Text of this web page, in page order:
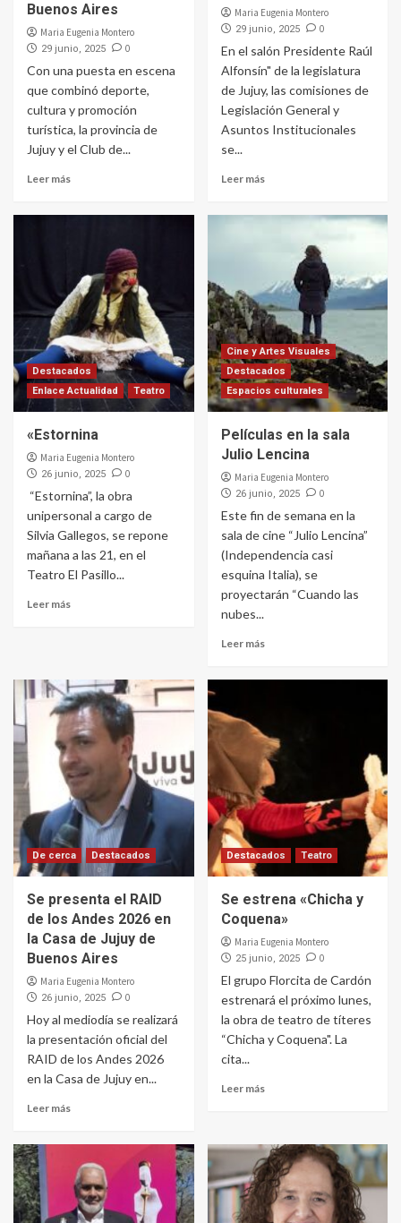
Buenos Aires
Maria Eugenia Montero
29 junio, 2025 0
Con una puesta en escena
que combinó deporte,
cultura y promoción
turística, la provincia de
Jujuy y el Club de...
Leer más
Maria Eugenia Montero
29 junio, 2025 0
En el salón Presidente Raúl
Alfonsín" de la legislatura
de Jujuy, las comisiones de
Legislación General y
Asuntos Institucionales
se...
Leer más
Destacados
Enlace Actualidad
Teatro
«Estornina
Maria Eugenia Montero
26 junio, 2025 0
“Estornina”, la obra
unipersonal a cargo de
Silvia Gallegos, se repone
mañana a las 21, en el
Teatro El Pasillo...
Leer más
Cine y Artes Visuales
Destacados
Espacios culturales
Películas en la sala
Julio Lencina
Maria Eugenia Montero
26 junio, 2025 0
Este fin de semana en la
sala de cine “Julio Lencina”
(Independencia casi
esquina Italia), se
proyectarán “Cuando las
nubes...
Leer más
De cerca Destacados
Se presenta el RAID
de los Andes 2026 en
la Casa de Jujuy de
Buenos Aires
Maria Eugenia Montero
26 junio, 2025 0
Hoy al mediodía se realizará
la presentación oficial del
RAID de los Andes 2026
en la Casa de Jujuy en...
Leer más
Destacados Teatro
Se estrena «Chicha y
Coquena»
Maria Eugenia Montero
25 junio, 2025 0
El grupo Florcita de Cardón
estrenará el próximo lunes,
la obra de teatro de títeres
“Chicha y Coquena". La
cita...
Leer más